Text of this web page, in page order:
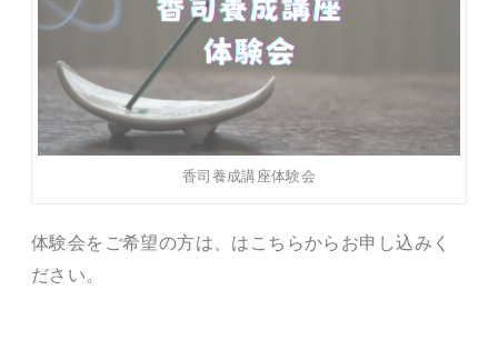
香司養成講座体験会
体験会をご希望の方は、はこちらからお申し込みく
ださい。